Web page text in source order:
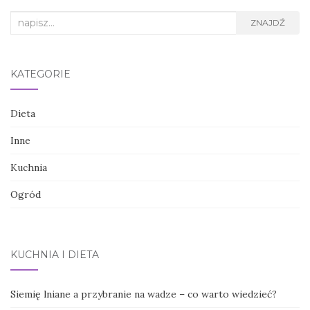
Search
ZNAJDŹ
KATEGORIE
Dieta
Inne
Kuchnia
Ogród
KUCHNIA I DIETA
Siemię lniane a przybranie na wadze – co warto wiedzieć?